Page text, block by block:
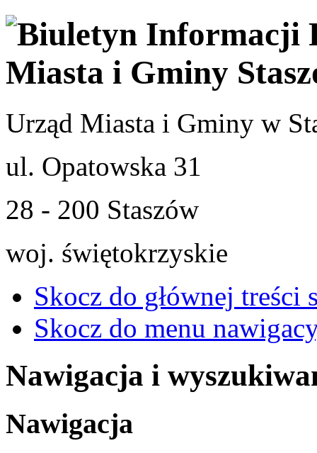
Urząd Miasta i Gminy w
ul. Opatowska 31
28 - 200 Staszów
woj. świętokrzyskie
Skocz do głównej treści
Skocz do menu
Nawigacja i
Nawigacja